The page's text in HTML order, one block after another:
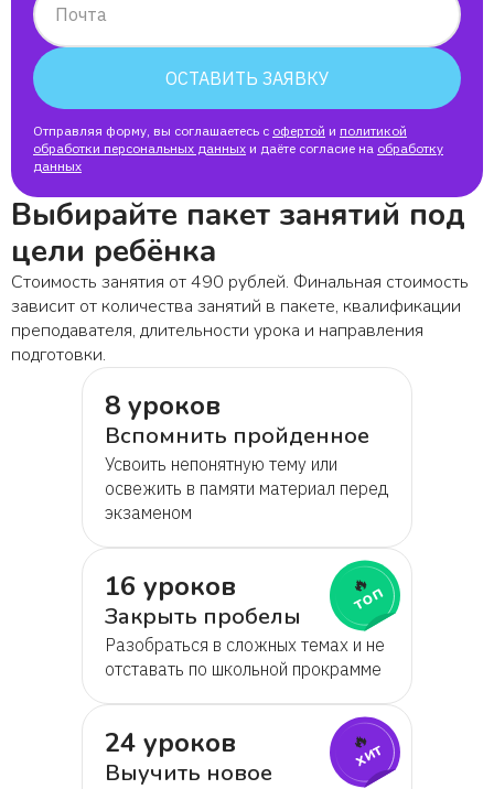
Почта
ОСТАВИТЬ ЗАЯВКУ
Отправляя форму, вы соглашаетесь с офертой и политикой
обработки персональных данных и даёте согласие на обработку
данных
Выбирайте пакет занятий под
цели ребёнка
Стоимость занятия от 490 рублей. Финальная стоимость
зависит от количества занятий в пакете, квалификации
преподавателя, длительности урока и направления
подготовки.
8 уроков
Вспомнить пройденное
Усвоить непонятную тему или
освежить в памяти материал перед
экзаменом
16 уроков
Закрыть пробелы
Разобраться в сложных темах и не
отставать по школьной прокрамме
🔥
топ
24 уроков
Выучить новое
🔥
хит